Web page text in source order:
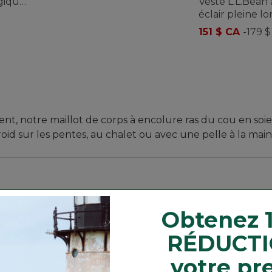
éclair pleine
en tricot
hommes
151 $ CA -179
notre maillot de corps à encolure ras du cou en
sur les pentes, au chalet ou avec une pelle à la
Obtenez